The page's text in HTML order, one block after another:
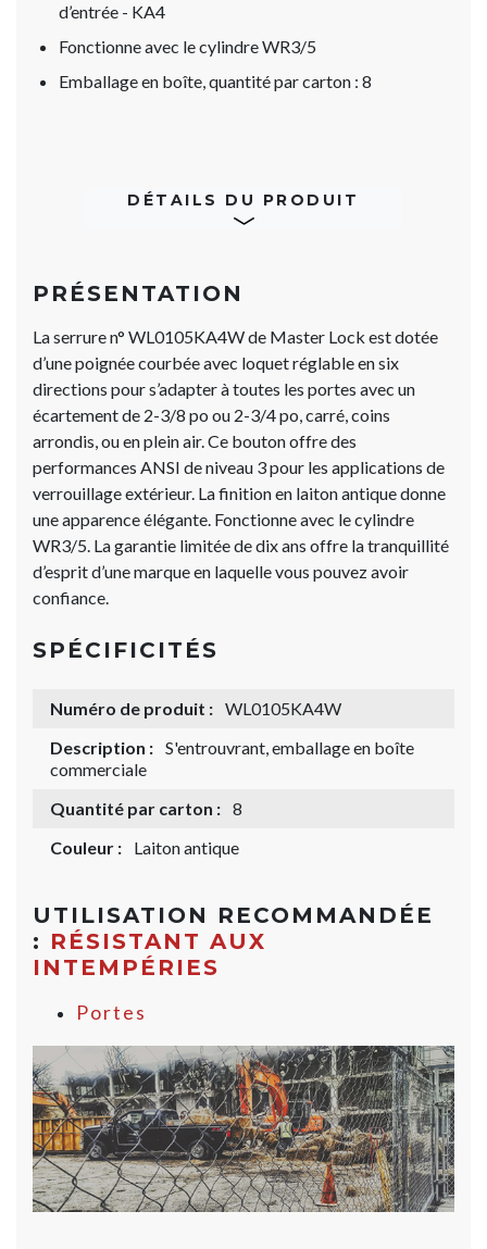
d’entrée - KA4
Fonctionne avec le cylindre WR3/5
Emballage en boîte, quantité par carton : 8
DÉTAILS DU PRODUIT
PRÉSENTATION
La serrure n° WL0105KA4W de Master Lock est dotée
d’une poignée courbée avec loquet réglable en six
directions pour s’adapter à toutes les portes avec un
écartement de 2-3/8 po ou 2-3/4 po, carré, coins
arrondis, ou en plein air. Ce bouton offre des
performances ANSI de niveau 3 pour les applications de
verrouillage extérieur. La finition en laiton antique donne
une apparence élégante. Fonctionne avec le cylindre
WR3/5. La garantie limitée de dix ans offre la tranquillité
d’esprit d’une marque en laquelle vous pouvez avoir
confiance.
SPÉCIFICITÉS
Numéro de produit : WL0105KA4W
Description : S'entrouvrant, emballage en boîte
commerciale
Quantité par carton : 8
Couleur :
Laiton antique
UTILISATION RECOMMANDÉE
: RÉSISTANT AUX
INTEMPÉRIES
Portes